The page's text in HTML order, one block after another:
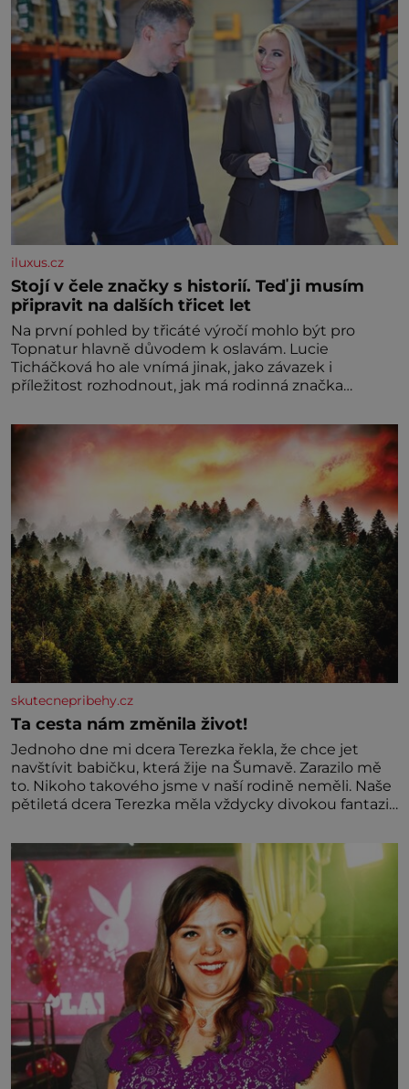
sezamových semínek
iluxus.cz
Stojí v čele značky s historií. Teď ji musím
připravit na dalších třicet let
Na první pohled by třicáté výročí mohlo být pro
Topnatur hlavně důvodem k oslavám. Lucie
Ticháčková ho ale vnímá jinak, jako závazek i
příležitost rozhodnout, jak má rodinná značka
skutecnepribehy.cz
Ta cesta nám změnila život!
Jednoho dne mi dcera Terezka řekla, že chce jet
navštívit babičku, která žije na Šumavě. Zarazilo mě
to. Nikoho takového jsme v naší rodině neměli. Naše
pětiletá dcera Terezka měla vždycky divokou fantazii.
mi říkala, že se jí zdálo o jednorožcích, krásných
princeznách, statečných rytířích a létajících dracích.